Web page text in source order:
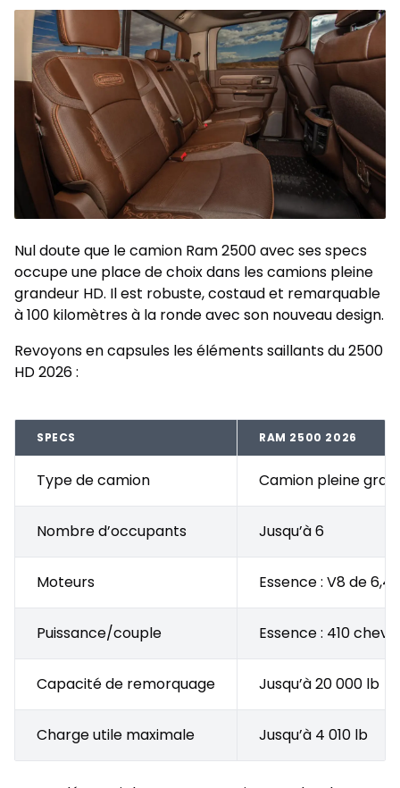
Nul doute que le camion Ram 2500 avec ses specs
occupe une place de choix dans les camions pleine
grandeur HD. Il est robuste, costaud et remarquable
à 100 kilomètres à la ronde avec son nouveau design.
Revoyons en capsules les éléments saillants du 2500
HD 2026 :
SPECS RAM 2500 2026
Type de camion Camion pleine
Nombre d’occupants Jusqu’à 6
Moteurs Essence : V8 de 6,4
Puissance/couple Essence : 410
Capacité de remorquage Jusqu’à 20 000 lb
Charge utile maximale Jusqu’à 4 010 lb